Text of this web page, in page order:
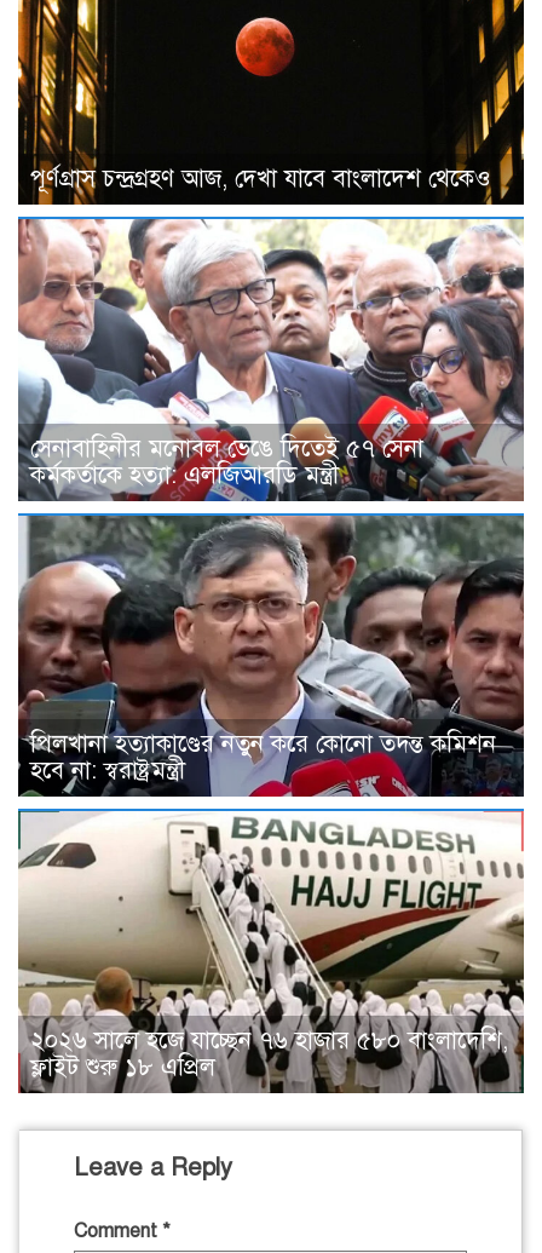
পূর্ণগ্রাস চন্দ্রগ্রহণ আজ, দেখা যাবে বাংলাদেশ থেকেও
সেনাবাহিনীর মনোবল ভেঙে দিতেই ৫৭ সেনা
কর্মকর্তাকে হত্যা: এলজিআরডি মন্ত্রী
পিলখানা হত্যাকাণ্ডের নতুন করে কোনো তদন্ত কমিশন
হবে না: স্বরাষ্ট্রমন্ত্রী
২০২৬ সালে হজে যাচ্ছেন ৭৬ হাজার ৫৮০ বাংলাদেশি,
ফ্লাইট শুরু ১৮ এপ্রিল
Leave a Reply
Comment *